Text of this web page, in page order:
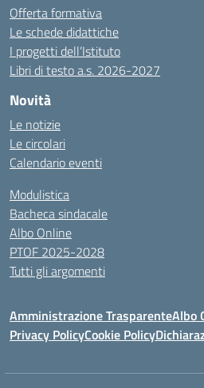
Offerta formativa
Le schede didattiche
I progetti dell’Istituto
Libri di testo a.s. 2026-2027
Novità
Le notizie
Le circolari
Calendario eventi
Modulistica
Bacheca sindacale
Albo Online
PTOF 2025-2028
Tutti gli argomenti
Amministrazione TrasparenteAlbo
Privacy PolicyCookie Policy